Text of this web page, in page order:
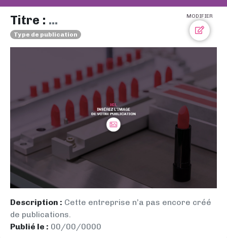
MODIFIER
Titre : ...
Type de publication
Description : Cette entreprise n’a pas encore créé
de publications.
Publié le : 00/00/0000